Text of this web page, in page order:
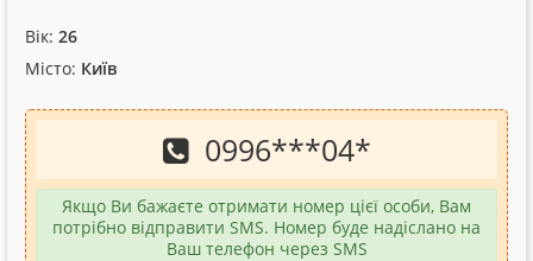
Вік: 26
Місто: Київ
0996***04*
Якщо Ви бажаєте отримати номер цієї особи, Вам
потрібно відправити SMS. Номер буде надіслано на
Ваш телефон через SMS